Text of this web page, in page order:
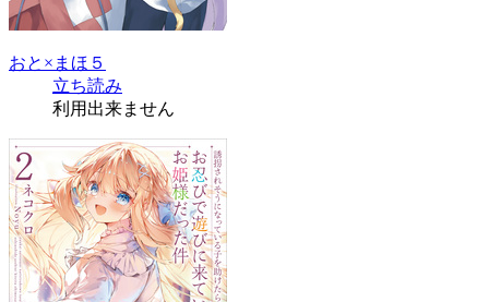
おと×まほ５
立ち読み
利用出来ません